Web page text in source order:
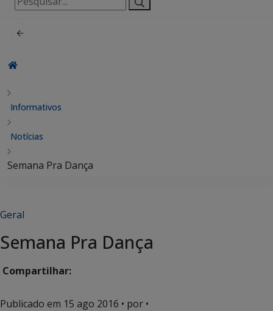
por:
Informativos
Notícias
Semana Pra Dança
Geral
Semana Pra Dança
Compartilhar:
Publicado em 15 ago 2016 • por •